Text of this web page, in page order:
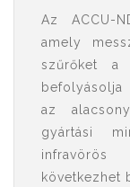
Az ACCU-
amely
szűrőket a
az
gyártási
következhet